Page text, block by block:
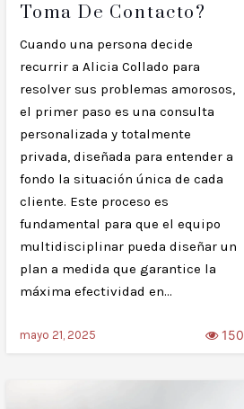
Toma De Contacto?
Cuando una persona decide
recurrir a Alicia Collado para
resolver sus problemas amorosos,
el primer paso es una consulta
personalizada y totalmente
privada, diseñada para entender a
fondo la situación única de cada
cliente. Este proceso es
fundamental para que el equipo
multidisciplinar pueda diseñar un
plan a medida que garantice la
máxima efectividad en…
mayo 21, 2025 150